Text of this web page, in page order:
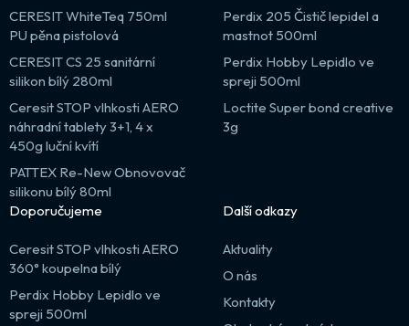
CERESIT WhiteTeq 750ml
PU pěna pistolová
CERESIT CS 25 sanitární
silikon bílý 280ml
Ceresit STOP vlhkosti AERO
náhradní tablety 3+1, 4 x
450g luční kvítí
PATTEX Re-New Obnovovač
silikonu bílý 80ml
Perdix 205 Čistič lepidel a
mastnot 500ml
Perdix Hobby Lepidlo ve
spreji 500ml
Loctite Super bond creative
3g
Doporučujeme
Ceresit STOP vlhkosti AERO
360° koupelna bílý
Perdix Hobby Lepidlo ve
spreji 500ml
Další odkazy
Aktuality
O nás
Kontakty